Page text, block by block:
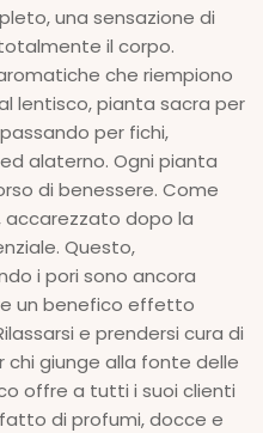
una sensazione di
il corpo.
che riempiono
lentisco, pianta sacra per
per fichi,
alaterno. Ogni pianta
di benessere. Come
accarezzato dopo la
Questo,
i pori sono ancora
un benefico effetto
e prendersi cura di
chi giunge alla fonte delle
offre a tutti i suoi clienti
di profumi, docce e